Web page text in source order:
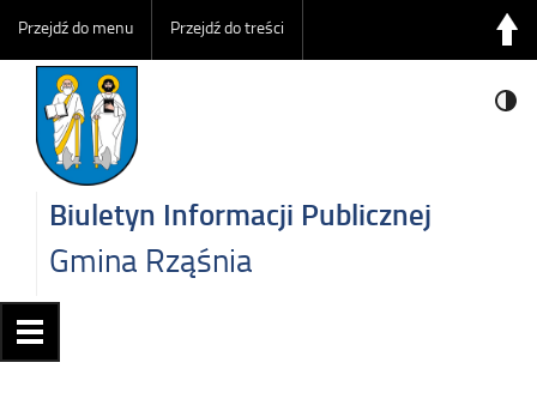
Przejdź do menu Przejdź do treści
Biuletyn Informacji Publicznej
Gmina Rząśnia